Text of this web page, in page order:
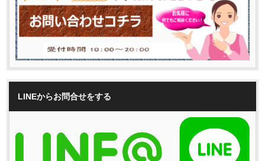
LINEからお問合せをする